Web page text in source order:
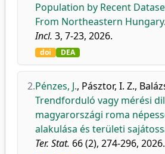
Population by Recent
From Northeastern Hungary.
Incl. 3, 7-23, 2026.
doi DEA
2.Pénzes, J., Pásztor, I. Z.,
Trendforduló vagy mérési
magyarországi roma
alakulása és területi
Ter. Stat. 66 (2), 274-296, 2026.